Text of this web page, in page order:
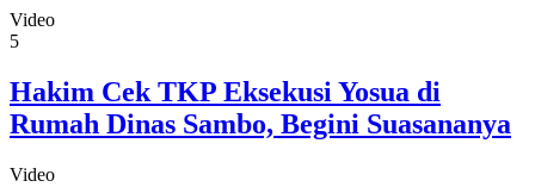
Video
5
Hakim Cek TKP Eksekusi Yosua di
Rumah Dinas Sambo, Begini Suasananya
Video